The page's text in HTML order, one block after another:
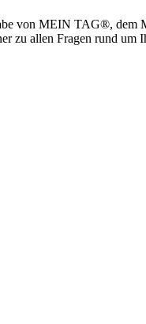
von MEIN TAG®,
zu allen Fragen rund um